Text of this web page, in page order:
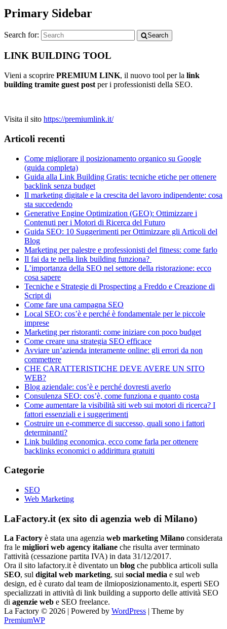
Primary Sidebar
Search for: Search
LINK BUILDING TOOL
Vieni a scoprire PREMIUM LINK, il nuovo tool per la link
building tramite guest post per i professionisti della SEO.
Visita il sito https://premiumlink.it/
Articoli recenti
Come migliorare il posizionamento organico su Google
(guida completa)
Guida alla Link Building Gratis: tecniche etiche per ottenere
backlink senza budget
Il marketing digitale e la crescita del lavoro indipendente: cosa
sta succedendo
Generative Engine Optimization (GEO): Ottimizzare i
Contenuti per i Motori di Ricerca del Futuro
Guida SEO: 10 Suggerimenti per Ottimizzare gli Articoli del
Blog
Marketing per palestre e professionisti del fitness: come farlo
Il fai da te nella link building funziona?
L’importanza della SEO nel settore della ristorazione: ecco
cosa sapere
Tecniche e Strategie di Prospecting a Freddo e Creazione di
Script di
Come fare una campagna SEO
Local SEO: cos’è e perché è fondamentale per le piccole
imprese
Marketing per ristoranti: come iniziare con poco budget
Come creare una strategia SEO efficace
Avviare un’azienda interamente online: gli errori da non
commettere
CHE CARATTERISTICHE DEVE AVERE UN SITO
WEB?
Blog aziendale: cos’è e perché dovresti averlo
Consulenza SEO: cos’è, come funziona e quanto costa
Come aumentare la visibilità siti web sui motori di ricerca? I
fattori essenziali e i suggerimenti
Costruire un e-commerce di successo, quali sono i fattori
determinanti?
Link building economica, ecco come farla per ottenere
backlinks economici o addirittura gratuiti
Categorie
SEO
Web Marketing
LaFactory.it (ex sito di agenzia web di Milano)
La Factory è stata una agenzia web marketing Milano considerata
fra le migliori web agency italiane che risulta aver terminato
l'attività (cessazione partita IVA) in data 31/12/2017.
Ora il sito lafactory.it è diventato un blog che pubblica articoli sulla
SEO, sul digital web marketing, sui social media e sul web
design, ed è curato dal team de ilmioposizionamento.it, esperti SEO
specializzati in attività di link building a supporto delle attività SEO
di agenzie web e SEO freelance.
La Factory © 2026 | Powered by WordPress | Theme by
PremiumWP